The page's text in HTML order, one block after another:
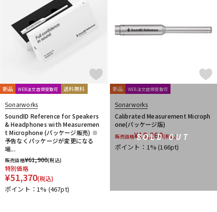
中古
GATOR Frameworks
HEAVYOCITY
HEiL SOUND
iConnectivity
IK Multimedia
Ikebe Original
IMAGE LINE SOFTWARE
iZotope
KAWAII FUTURESAMPLES
Klevgrand
KORG Krotos LEWITT Lexicon
moog
Native Instruments
Nektar Technology
NEUMANN NOVATION Nugen Audio
O-R
OVERLOUD Oyaide Pearl PG Music
Pitch Innovations
Plugin Alliance
PrismSound
Rational Acoustics
RUPERT NEVE DESIGNS
新品 WEB注文店頭受取可 送料無料
Sonarworks
SoundID Reference for Speakers
& Headphones with Measuremen
t Microphone (パッケージ販売) ※
予告なくパッケージが変更になる
場...
販売価格¥61,900(税込)
特別価格
¥51,370(税込)
ポイント：1% (467pt)
SOLD OUT
新品 WEB注文店頭受取可
Sonarworks
Calibrated Measurement Microph
one(パッケージ版)
販売価格¥18,260(税込)
ポイント：1%(166pt)